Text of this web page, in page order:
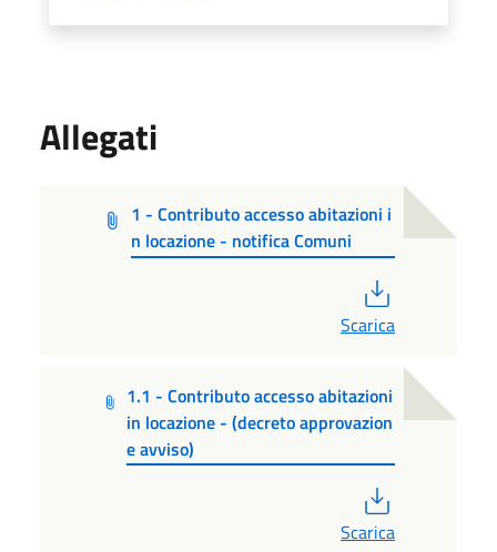
Allegati
1 - Contributo accesso abitazioni i
n locazione - notifica Comuni
Scarica
1.1 - Contributo accesso abitazioni
in locazione - (decreto approvazion
e avviso)
Scarica